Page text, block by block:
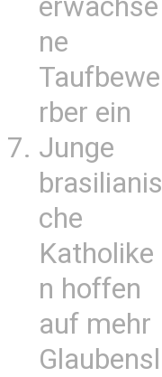
erwachse
ne
Taufbewe
rber ein
Junge
brasilianis
che
Katholike
n hoffen
auf mehr
Glaubensl